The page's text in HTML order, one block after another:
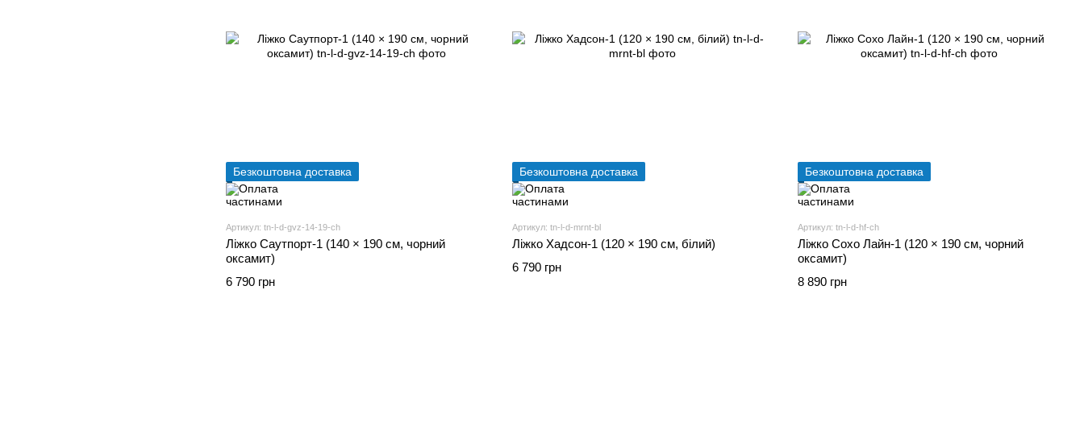
Безкоштовна доставка
Артикул: tn-l-d-gvz-14-19-ch
Ліжко Саутпорт-1 (140 × 190 см, чорний
оксамит)
6 790 грн
Безкоштовна доставка
Артикул: tn-l-d-mrnt-bl
Ліжко Хадсон-1 (120 × 190 см, білий)
6 790 грн
Безкоштовна доставка
Артикул: tn-l-d-hf-ch
Ліжко Сохо Лайн-1 (120 × 190 см, чорний
оксамит)
8 890 грн